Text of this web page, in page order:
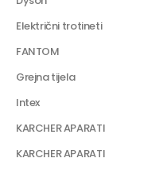
Električni trotineti
FANTOM
Grejna tijela
Intex
KARCHER APARATI
KARCHER APARATI